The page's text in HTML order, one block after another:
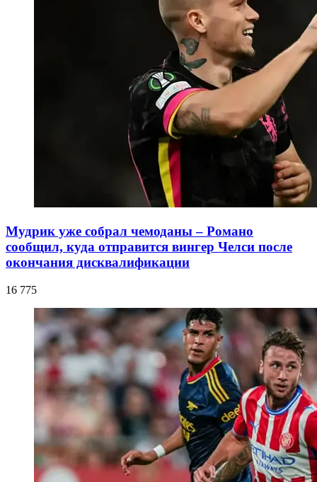
Мудрик уже собрал чемоданы – Романо
сообщил, куда отправится вингер Челси после
окончания дисквалификации
16 775